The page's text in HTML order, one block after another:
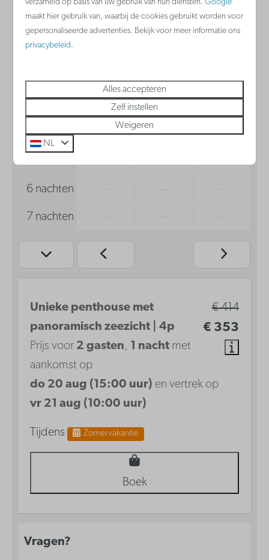
wo
19 aug
do
20 aug
vr
21 aug
1 nacht
2 nachten — — —
4 nachten — — —
5 nachten — — —
6 nachten
7 nachten
€ 414
€ 353
Unieke penthouse met
panoramisch zeezicht | 4p
Prijs voor 2 gasten, 1 nacht met
aankomst op
do 20 aug (15:00 uur) en vertrek op
vr 21 aug (10:00 uur)
Tijdens Zomervakantie
Boek
Vragen?
verzameld op basis van uw gebruik van hun diensten.Google
maakt hier gebruik van, waarbij de cookies gebruikt worden voor
gepersonaliseerde advertenties. Bekijk voor meer informatie ons
privacybeleid.
Alles accepteren
Zelf instellen
Weigeren
NL